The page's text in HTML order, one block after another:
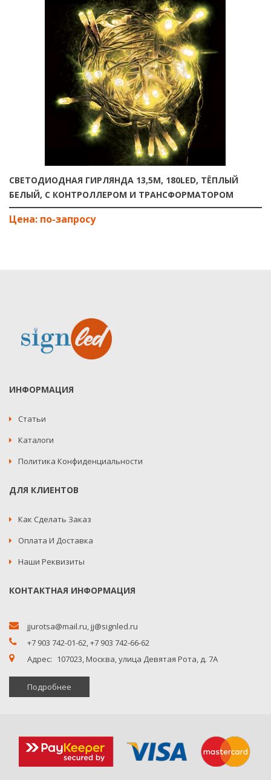
СВЕТОДИОДНАЯ ГИРЛЯНДА 13,5М, 180LED, ТЁПЛЫЙ
БЕЛЫЙ, С КОНТРОЛЛЕРОМ И ТРАНСФОРМАТОРОМ
ИНФОРМАЦИЯ
Статьи
Каталоги
Политика Конфиденциальности
ДЛЯ КЛИЕНТОВ
Как Сделать Заказ
Оплата И Доставка
Наши Реквизиты
КОНТАКТНАЯ ИНФОРМАЦИЯ
jjurotsa@mail.ru,jj@signled.ru
+7 903 742-01-62,+7 903 742-66-62
Адрес: 107023, Москва, улица Девятая Рота, д. 7А
Подробнее